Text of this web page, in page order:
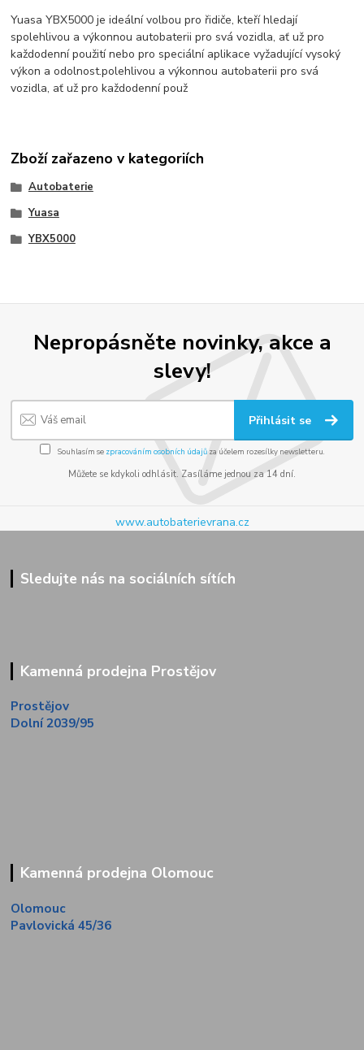
Yuasa YBX5000 je ideální volbou pro řidiče, kteří hledají
spolehlivou a výkonnou autobaterii pro svá vozidla, ať už pro
každodenní použití nebo pro speciální aplikace vyžadující vysoký
výkon a odolnost.polehlivou a výkonnou autobaterii pro svá
vozidla, ať už pro každodenní použ
Zboží zařazeno v kategoriích
Autobaterie
Yuasa
YBX5000
Nepropásněte novinky, akce a
slevy!
Přihlásit se
Souhlasím se zpracováním osobních údajůza účelem rozesílky newsletteru.
Můžete se kdykoli odhlásit. Zasíláme jednou za 14 dní.
www.autobaterievrana.cz
Sledujte nás na sociálních sítích
Kamenná prodejna Prostějov
Prostějov
Dolní 2039/95
Kamenná prodejna Olomouc
Olomouc
Pavlovická 45/36